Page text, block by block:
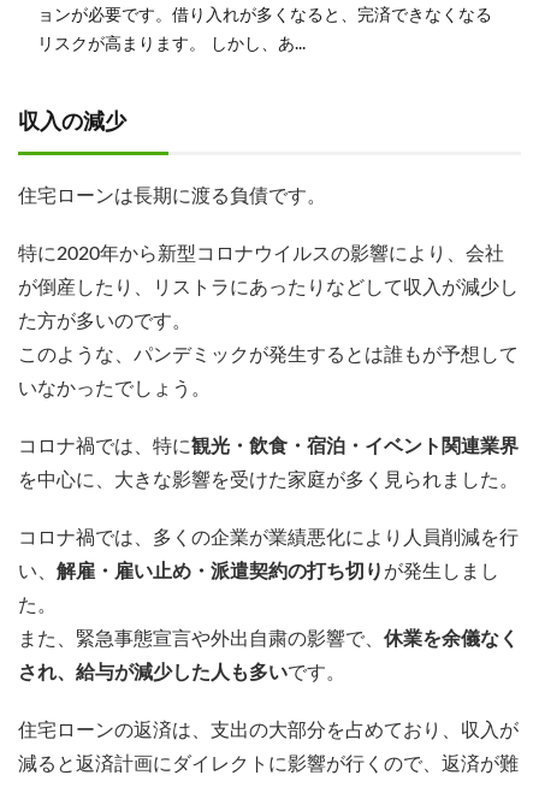
ョンが必要です。借り入れが多くなると、完済できなくなる
リスクが高まります。 しかし、あ...
収入の減少
住宅ローンは長期に渡る負債です。
特に2020年から新型コロナウイルスの影響により、会社
が倒産したり、リストラにあったりなどして収入が減少し
た方が多いのです。
このような、パンデミックが発生するとは誰もが予想して
いなかったでしょう。
コロナ禍では、特に観光・飲食・宿泊・イベント関連業界
を中心に、大きな影響を受けた家庭が多く見られました。
コロナ禍では、多くの企業が業績悪化により人員削減を行
い、 解雇・雇い止め・派遣契約の打ち切り が発生しまし
た。
また、緊急事態宣言や外出自粛の影響で、 休業を余儀なく
され、給与が減少した人も多いです。
住宅ローンの返済は、支出の大部分を占めており、収入が
減ると返済計画にダイレクトに影響が行くので、返済が難